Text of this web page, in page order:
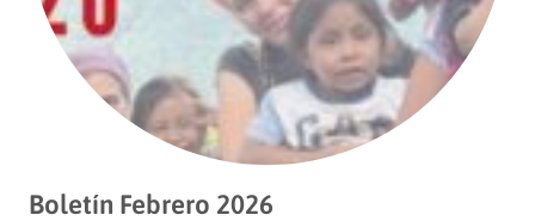
Boletín Febrero 2026